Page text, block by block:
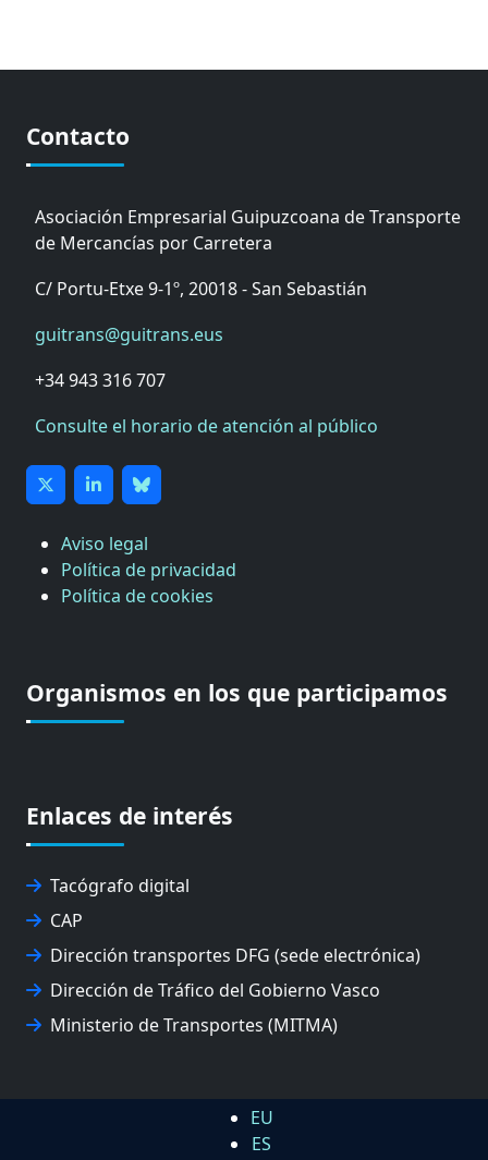
Contacto
Asociación Empresarial Guipuzcoana de Transporte
de Mercancías por Carretera
C/ Portu-Etxe 9-1º, 20018 - San Sebastián
guitrans@guitrans.eus
+34 943 316 707
Consulte el horario de atención al público
Aviso legal
Política de privacidad
Política de cookies
Organismos en los que participamos
Enlaces de interés
Tacógrafo digital
CAP
Dirección transportes DFG (sede electrónica)
Dirección de Tráfico del Gobierno Vasco
Ministerio de Transportes (MITMA)
EU
ES